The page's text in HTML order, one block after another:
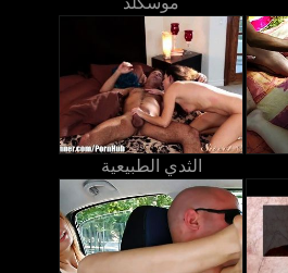
موسكلد
الثدي الطبيعية